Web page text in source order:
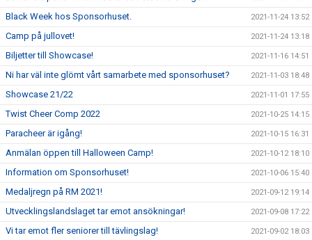
Black Week hos Sponsorhuset. 2021-11-24 13:52
Camp på jullovet! 2021-11-24 13:18
Biljetter till Showcase! 2021-11-16 14:51
Ni har väl inte glömt vårt samarbete med sponsorhuset? 2021-11-03 18:48
Showcase 21/22 2021-11-01 17:55
Twist Cheer Comp 2022 2021-10-25 14:15
Paracheer är igång! 2021-10-15 16:31
Anmälan öppen till Halloween Camp! 2021-10-12 18:10
Information om Sponsorhuset! 2021-10-06 15:40
Medaljregn på RM 2021! 2021-09-12 19:14
Utvecklingslandslaget tar emot ansökningar! 2021-09-08 17:22
Vi tar emot fler seniorer till tävlingslag! 2021-09-02 18:03